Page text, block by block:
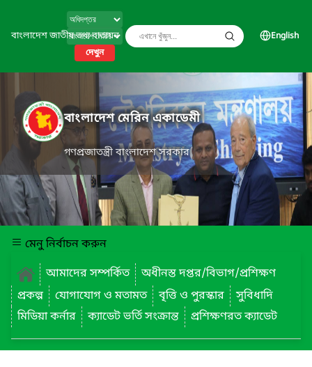
বাংলাদেশ জাতীয় তথ্য বাতায়ন
দেখুন
English
বাংলাদেশ মেরিন একাডেমী
গণপ্রজাতন্ত্রী বাংলাদেশ সরকার
মেনু নির্বাচন করুন
আমাদের সম্পর্কিত
অধীনস্ত দপ্তর/বিভাগ/প্রশিক্ষণ
প্রকল্প
যোগাযোগ ও মতামত বৃত্তি ও পুরস্কার
সুবিধাদি
মিডিয়া কর্নার
ক্যাডেট ভর্তি সংক্রান্ত প্রশিক্ষণরত ক্যাডেট